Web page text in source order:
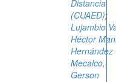
Distancia
(CUAED);
Lujambio
Héctor
Hernández
Mecalco,
Gerson